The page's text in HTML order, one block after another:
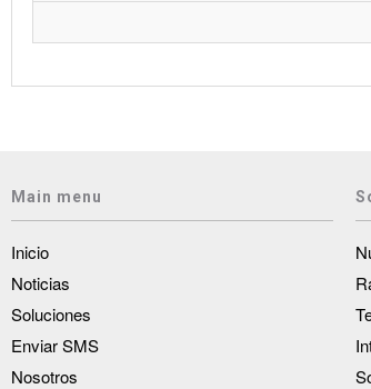
Main menu
Inicio
Noticias
Soluciones
Enviar SMS
Nosotros